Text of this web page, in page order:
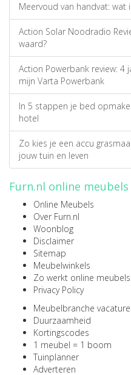
Meervoud van handvat: wat
Action Solar Noodradio
waard?
Action Powerbank review: 4
mijn Varta Powerbank
In 5 stappen je bed
hotel
Zo kies je een accu
jouw tuin en leven
Furn.nl online
Online Meubels
Over Furn.nl
Woonblog
Disclaimer
Sitemap
Meubelwinkels
Zo werkt online
Privacy Policy
Meubelbranche
Duurzaamheid
Kortingscodes
1 meubel = 1 boom
Tuinplanner
Adverteren